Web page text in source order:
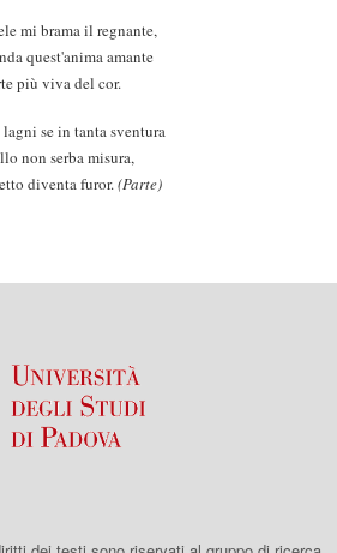
mi brama il regnante,
quest'anima amante
più viva del cor.
se in tanta sventura
non serba misura,
diventa furor.(Parte)